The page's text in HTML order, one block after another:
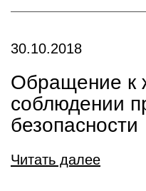
30.10.2018
Обращение к
соблюдении
безопасности
Читать далее